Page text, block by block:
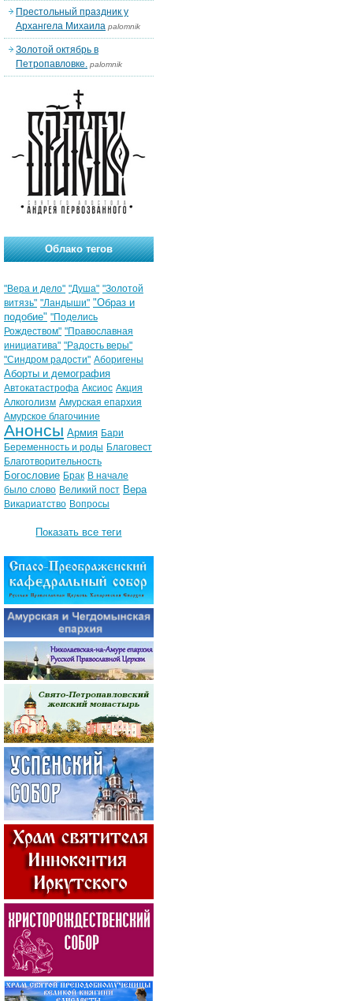
Престольный праздник у
Архангела Михаила palomnik
Золотой октябрь в
Петропавловке. palomnik
Облако тегов
"Вера и дело" "Душа" "Золотой
витязь" "Ландыши" "Образ и
подобие" "Поделись
Рождеством" "Православная
инициатива" "Радость веры"
"Синдром радости" Аборигены
Аборты и демография
Автокатастрофа Аксиос Акция
Алкоголизм Амурская епархия
Амурское благочиние
Анонсы Армия Бари
Беременность и роды Благовест
Благотворительность
Богословие Брак В начале
было слово Великий пост Вера
Викариатство Вопросы
Показать все теги